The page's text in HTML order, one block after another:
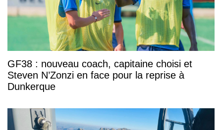
GF38 : nouveau coach, capitaine choisi et
Steven N’Zonzi en face pour la reprise à
Dunkerque